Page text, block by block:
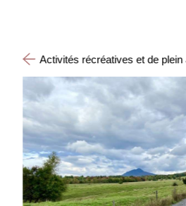
Activités récréatives et de plein